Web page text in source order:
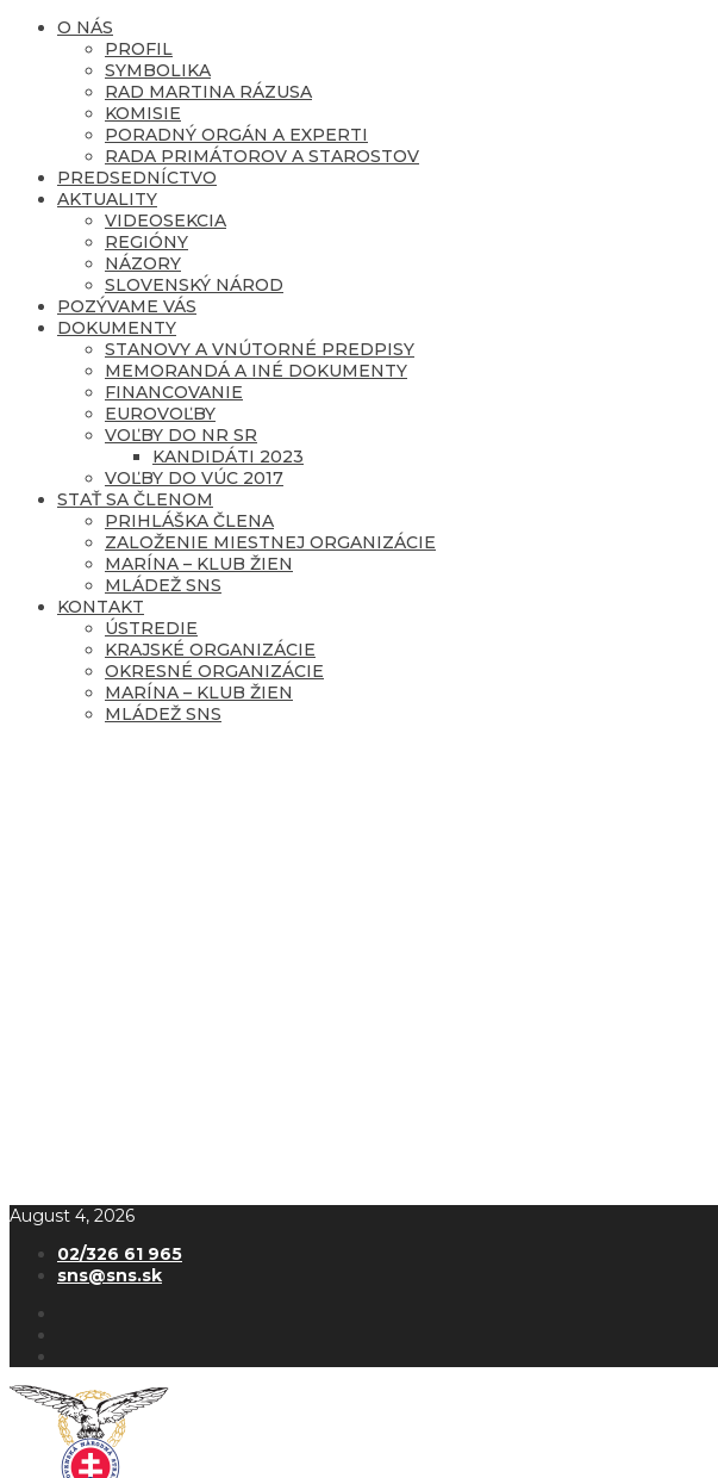
O NÁS
PROFIL
SYMBOLIKA
RAD MARTINA RÁZUSA
KOMISIE
PORADNÝ ORGÁN A EXPERTI
RADA PRIMÁTOROV A STAROSTOV
PREDSEDNÍCTVO
AKTUALITY
VIDEOSEKCIA
REGIÓNY
NÁZORY
SLOVENSKÝ NÁROD
POZÝVAME VÁS
DOKUMENTY
STANOVY A VNÚTORNÉ PREDPISY
MEMORANDÁ A INÉ DOKUMENTY
FINANCOVANIE
EUROVOĽBY
VOĽBY DO NR SR
KANDIDÁTI 2023
VOĽBY DO VÚC 2017
STAŤ SA ČLENOM
PRIHLÁŠKA ČLENA
ZALOŽENIE MIESTNEJ ORGANIZÁCIE
MARÍNA – KLUB ŽIEN
MLÁDEŽ SNS
KONTAKT
ÚSTREDIE
KRAJSKÉ ORGANIZÁCIE
OKRESNÉ ORGANIZÁCIE
MARÍNA – KLUB ŽIEN
MLÁDEŽ SNS
August 4, 2026
02/326 61 965
sns@sns.sk